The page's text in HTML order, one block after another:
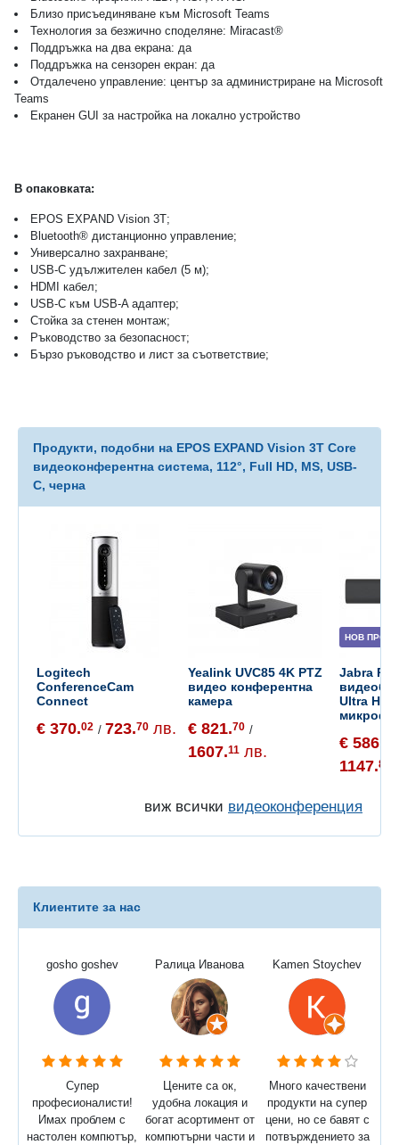
Близо присъединяване към Microsoft Teams
Технология за безжично споделяне: Miracast®
Поддръжка на два екрана: да
Поддръжка на сензорен екран: да
Отдалечено управление: център за администриране на Microsoft
Teams
Екранен GUI за настройка на локално устройство
В опаковката:
EPOS EXPAND Vision 3T;
Bluetooth® дистанционно управление;
Универсално захранване;
USB-C удължителен кабел (5 м);
HDMI кабел;
USB-C към USB-A адаптер;
Стойка за стенен монтаж;
Ръководство за безопасност;
Бързо ръководство и лист за съответствие;
Продукти, подобни на EPOS EXPAND Vision 3T Core
видеоконферентна система, 112°, Full HD, MS, USB-
C, черна
Logitech
ConferenceCam
Connect
€ 370.02 / 723.70 лв.
Yealink UVC85 4K PTZ
видео конферентна
камера
€ 821.70 /
1607.11 лв.
НОВ
Jabra
Ultra HD,
€ 586.
1147.82
виж всички видеоконференция
Клиентите за нас
gosho goshev
Супер
професионалисти!
Имах проблем с
настолен компютър,
Ралица Иванова
Цените са ок,
удобна локация и
богат асортимент от
компютърни части и
Kamen Stoychev
Много качествени
продукти на супер
цени, но се бавят с
потвърждението за